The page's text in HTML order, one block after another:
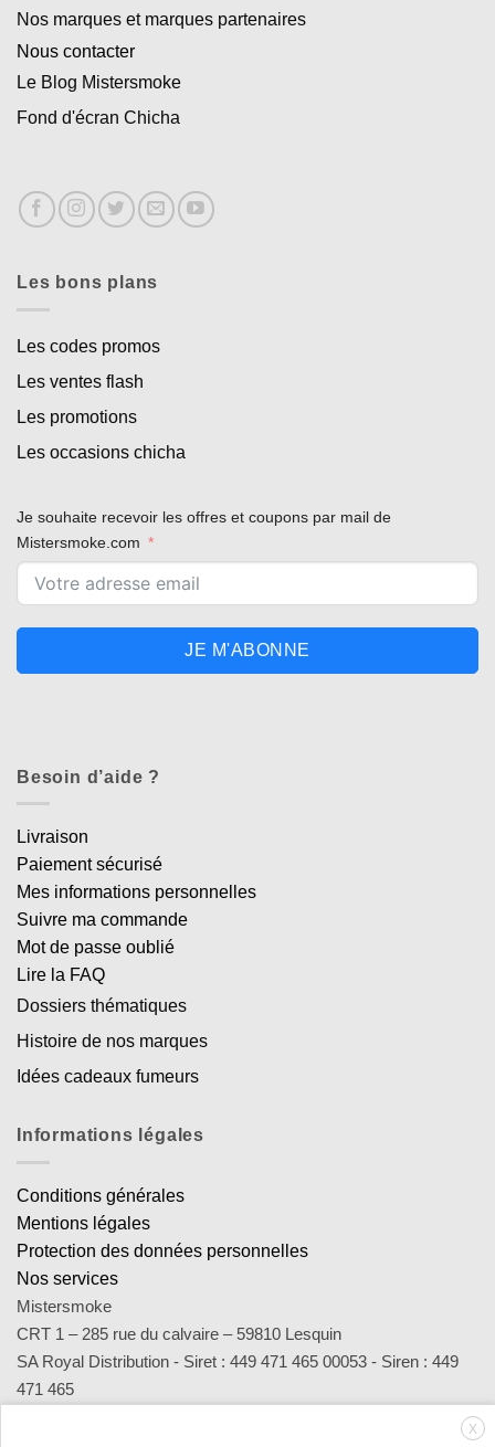
Nos marques et marques partenaires
Nous contacter
Le Blog Mistersmoke
Fond d'écran Chicha
Les bons plans
Les codes promos
Les ventes flash
Les promotions
Les occasions chicha
Je souhaite recevoir les offres et coupons par mail de
Mistersmoke.com
JE M'ABONNE
Besoin d’aide ?
Livraison
Paiement sécurisé
Mes informations personnelles
Suivre ma commande
Mot de passe oublié
Lire la FAQ
Dossiers thématiques
Histoire de nos marques
Idées cadeaux fumeurs
Informations légales
Conditions générales
Mentions légales
Protection des données personnelles
Nos services
Mistersmoke
CRT 1 – 285 rue du calvaire – 59810 Lesquin
SA Royal Distribution - Siret : 449 471 465 00053 - Siren : 449
471 465
X